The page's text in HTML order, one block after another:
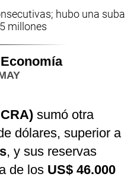
hubo una suba
millones
sumó otra
dólares, superior a
, y sus reservas
de los US$ 46.000